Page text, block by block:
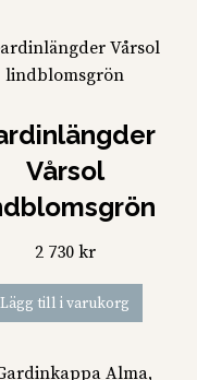
Vårsol
2 730 kr
Lägg till i varukorg